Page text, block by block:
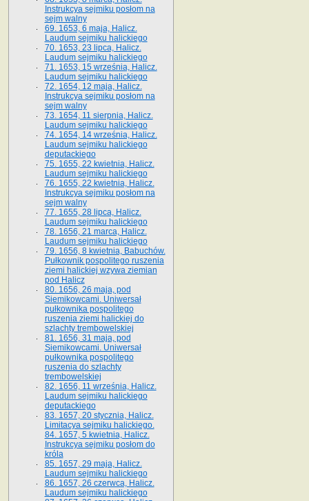
Instrukcya sejmiku posłom na
sejm walny
69. 1653, 6 maja, Halicz.
Laudum sejmiku halickiego
70. 1653, 23 lipca, Halicz.
Laudum sejmiku halickiego
71. 1653, 15 września, Halicz.
Laudum sejmiku halickiego
72. 1654, 12 maja, Halicz.
Instrukcya sejmiku posłom na
sejm walny
73. 1654, 11 sierpnia, Halicz.
Laudum sejmiku halickiego
74. 1654, 14 września, Halicz.
Laudum sejmiku halickiego
deputackiego
75. 1655, 22 kwietnia, Halicz.
Laudum sejmiku halickiego
76. 1655, 22 kwietnia, Halicz.
Instrukcya sejmiku posłom na
sejm walny
77. 1655, 28 lipca, Halicz.
Laudum sejmiku halickiego
78. 1656, 21 marca, Halicz.
Laudum sejmiku halickiego
79. 1656, 8 kwietnia, Babuchów.
Pułkownik pospolitego ruszenia
ziemi halickiej wzywa ziemian
pod Halicz
80. 1656, 26 maja, pod
Siemikowcami. Uniwersał
pułkownika pospolitego
ruszenia ziemi halickiej do
szlachty trembowelskiej
81. 1656, 31 maja, pod
Siemikowcami. Uniwersał
pułkownika pospolitego
ruszenia do szlachty
trembowelskiej
82. 1656, 11 września, Halicz.
Laudum sejmiku halickiego
deputackiego
83. 1657, 20 stycznia, Halicz.
Limitacya sejmiku halickiego.
84. 1657, 5 kwietnia, Halicz.
Instrukcya sejmiku posłom do
króla
85. 1657, 29 maja, Halicz.
Laudum sejmiku halickiego
86. 1657, 26 czerwca, Halicz.
Laudum sejmiku halickiego